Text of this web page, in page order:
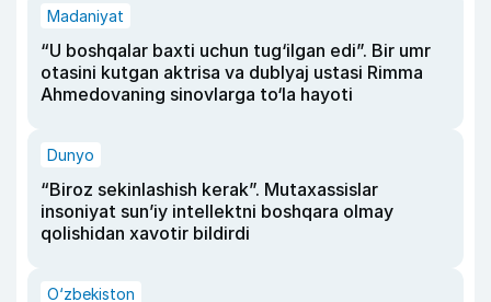
Madaniyat
“U boshqalar baxti uchun tug‘ilgan edi”. Bir umr
otasini kutgan aktrisa va dublyaj ustasi Rimma
Ahmedovaning sinovlarga to‘la hayoti
Dunyo
“Biroz sekinlashish kerak”. Mutaxassislar
insoniyat sun’iy intellektni boshqara olmay
qolishidan xavotir bildirdi
O‘zbekiston